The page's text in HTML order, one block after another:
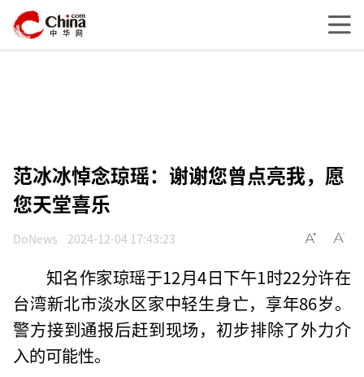
范冰冰悼念琼瑶：谢谢您曾点亮我，愿
您天堂喜乐
DoNews 2024-12-04 17:43:23
知名作家琼瑶于12月4日下午1时22分许在
台湾新北市淡水区家中轻生身亡，享年86岁。
警方接到通报后赶到现场，初步排除了外力介
入的可能性。